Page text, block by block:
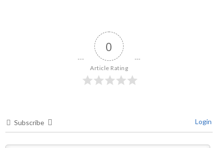
0
Article Rating
Subscribe Login